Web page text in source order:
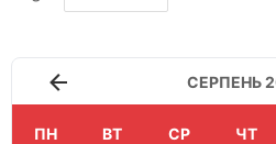
СЕРПЕНЬ
ПН ВТ СР ЧТ